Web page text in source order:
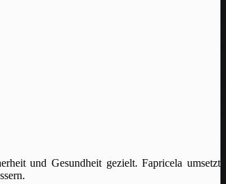
und Gesundheit gezielt. Fapricela umsetzt